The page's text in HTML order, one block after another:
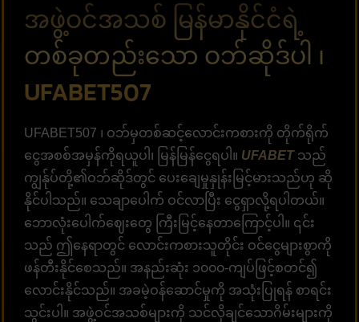
အဖွဲ့ဝင်အသစ် မြန်မာနိုင်ငံရဲ့
တစ်ခုတည်းသော ဝဘ်ဆိုဒ်ပါ ၊
UFABET507
UFABET507 ၊ ဝဘ်မှတစ်ဆင့်လောင်းကစားကို တိုက်ရိုက်
ငွေအစစ်အမှန်ကိုရယူပါ၊ မြန်မြန်ငွေရပါ။ UFABETသည်
ကျွန်ုပ်တို့၏ဝဘ်ဆိုဒ်တွင် ပေးချေမှုနှုန်းမြင့်မားသည်ဟု ဆို
နိုင်ပါသည်။ သေချာပေါက် ဝင်လာပြီး ငွေရှာလို့ရပါတယ်။
ဘောလုံးပေါက်ဈေးတွေ ကြီးမြင့်နေတာကြောင့်ပါ။ ၎င်း
သည် ဤနေရာတွင် လောင်းကစားသူတိုင်း ဝင်ငွေများစွာကို
ဖန်တီးနိုင်စေသည်။ အနည်းဆုံး ၁၀၀၀-ကျပ်ဖြင့်စတင်၍
လောင်းနိုင်သည်။ အခမဲ့ဝန်ဆောင်မှုကို အသုံးပြုရန် စာရင်း
သွင်းပါ။ အဖွဲ့ဝင်အသစ်များကို သင်လိုချင်သောဂိမ်းများကို